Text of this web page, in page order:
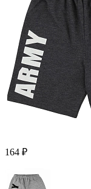
164 ₽